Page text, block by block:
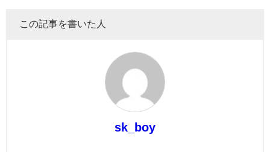
この記事を書いた人
sk_boy